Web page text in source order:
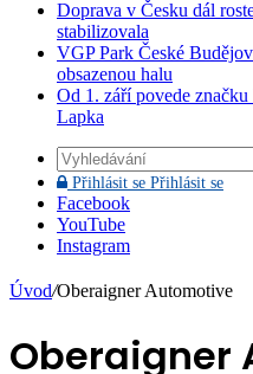
Doprava v Česku dál
stabilizovala
VGP Park České
obsazenou halu
Od 1. září povede
Lapka
Přihlásit se Přihlásit se
Facebook
YouTube
Instagram
Úvod/Oberaigner Automotive
Oberaigner